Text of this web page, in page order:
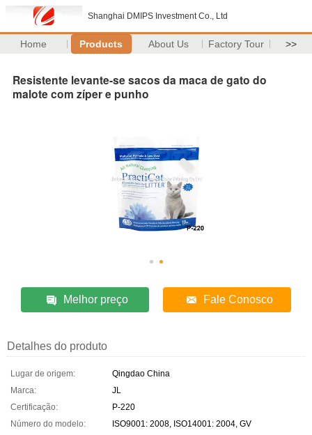
Shanghai DMIPS Investment Co., Ltd
Home Products About Us Factory Tour >>
Resistente levante-se sacos da maca de gato do
malote com zíper e punho
Melhor preço Fale Conosco
Detalhes do produto
Lugar de origem:
Qingdao China
Marca:
JL
Certificação:
P-220
Número do modelo:
ISO9001: 2008, ISO14001: 2004, GV